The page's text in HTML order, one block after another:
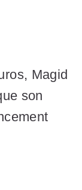
Magid
son